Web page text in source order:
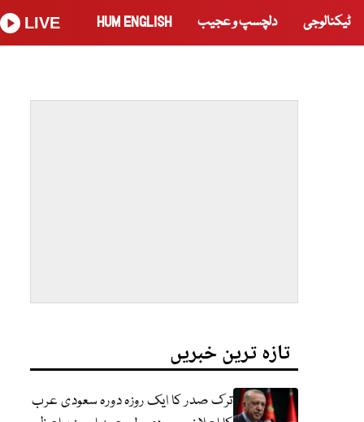
ٹیکنالوجی دلچسپ و عجیب HUM ENGLISH
LIVE
تازہ ترین خبریں
ترک صدر کا ایک روزہ دورہ سعودی عرب